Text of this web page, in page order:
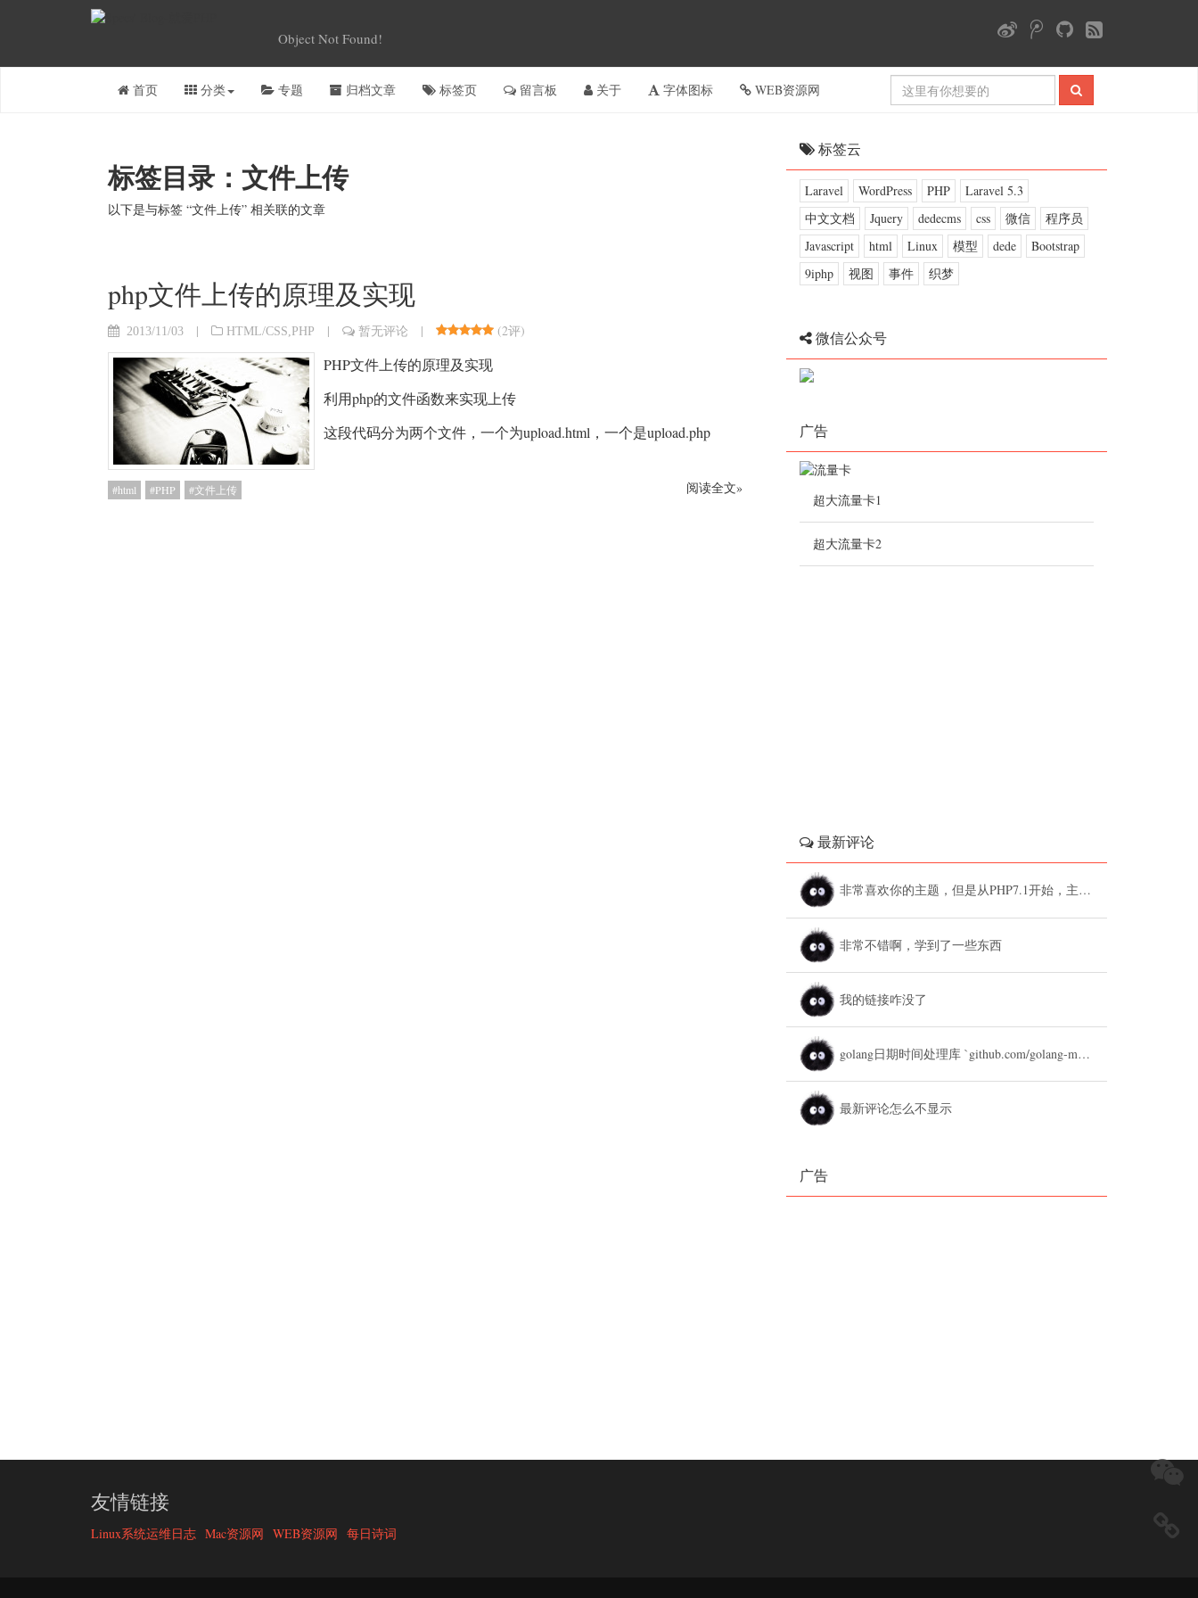
Object Not Found!
首页 分类 专题 归档文章 标签页 留言板 关于 字体图标 WEB资源网
标签目录：文件上传
以下是与标签 “文件上传” 相关联的文章
php文件上传的原理及实现
2013/11/03 | HTML/CSS PHP | 暂无评论 | (2评)
PHP文件上传的原理及实现
利用php的文件函数来实现上传
这段代码分为两个文件，一个为upload.html，一个是upload.php
html PHP 文件上传 阅读全文»
标签云
Laravel WordPress PHP
Laravel 5.3
中文文档
Jquery dedecms css 微信
程序员
Javascript
html Linux 模型 dede
Bootstrap
9iphp
视图 事件 织梦
微信公众号
广告
超大流量卡1
超大流量卡2
最新评论
非常喜欢你的主题，但是从PHP7.1开始，主题设置中的列表广告和文章底部广告无法...
非常不错啊，学到了一些东西
我的链接咋没了
golang日期时间处理库 `github.com/golang-module/...
最新评论怎么不显示
广告
友情链接
Linux系统运维日志 Mac资源网 WEB资源网 每日诗词